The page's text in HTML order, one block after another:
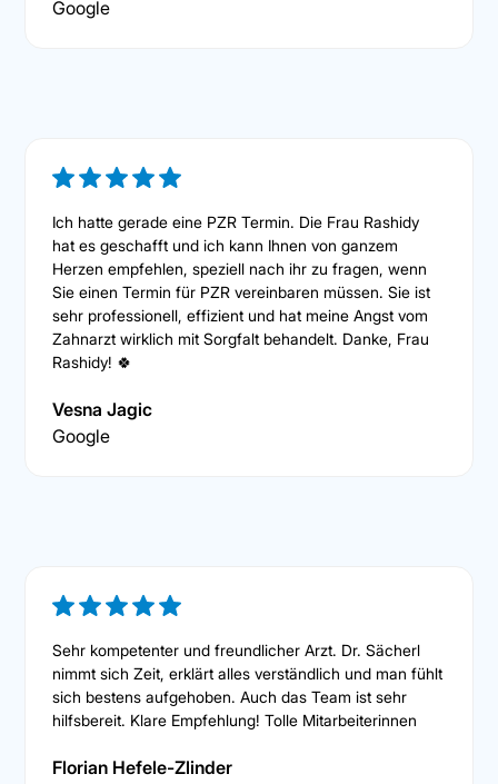
Google
Ich hatte gerade eine PZR Termin. Die Frau Rashidy
hat es geschafft und ich kann Ihnen von ganzem
Herzen empfehlen, speziell nach ihr zu fragen, wenn
Sie einen Termin für PZR vereinbaren müssen. Sie ist
sehr professionell, effizient und hat meine Angst vom
Zahnarzt wirklich mit Sorgfalt behandelt. Danke, Frau
Rashidy! 🍀
Vesna Jagic
Google
Sehr kompetenter und freundlicher Arzt. Dr. Sächerl
nimmt sich Zeit, erklärt alles verständlich und man fühlt
sich bestens aufgehoben. Auch das Team ist sehr
hilfsbereit. Klare Empfehlung! Tolle Mitarbeiterinnen
Florian Hefele-Zlinder